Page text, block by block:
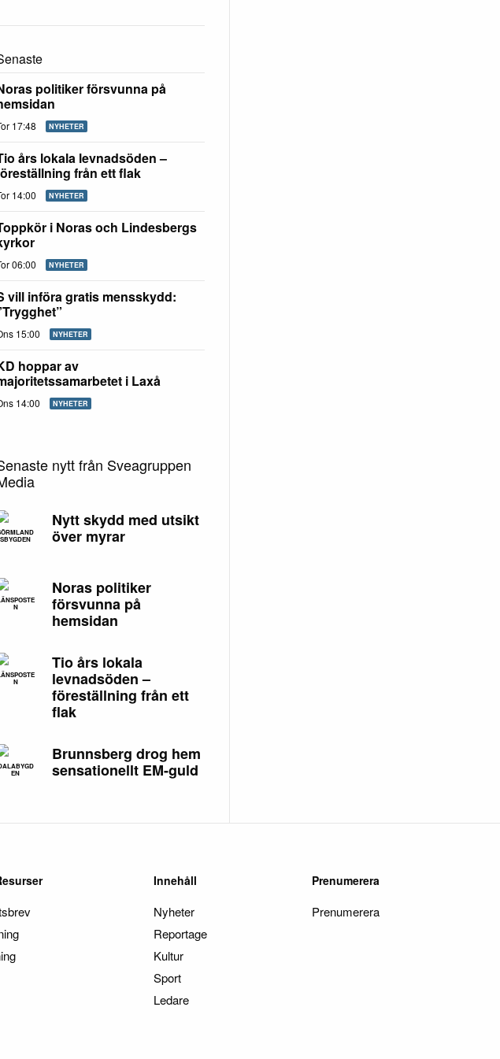
politiker försvunna på
17:48 NYHETER
års lokala levnadsöden –
från ett flak
14:00 NYHETER
i Noras och Lindesbergs
06:00 NYHETER
vill införa gratis mensskydd:
15:00 NYHETER
hoppar av
i Laxå
14:00 NYHETER
nytt från Sveagruppen
SBYGDEN
Nytt skydd med utsikt
över myrar
N
Noras politiker
försvunna på
hemsidan
N
Tio års lokala
levnadsöden –
föreställning från ett
flak
EN
Brunnsberg drog hem
sensationellt EM-guld
Innehåll
Nyheter
Reportage
Kultur
Sport
Ledare
Prenumerera
Prenumerera